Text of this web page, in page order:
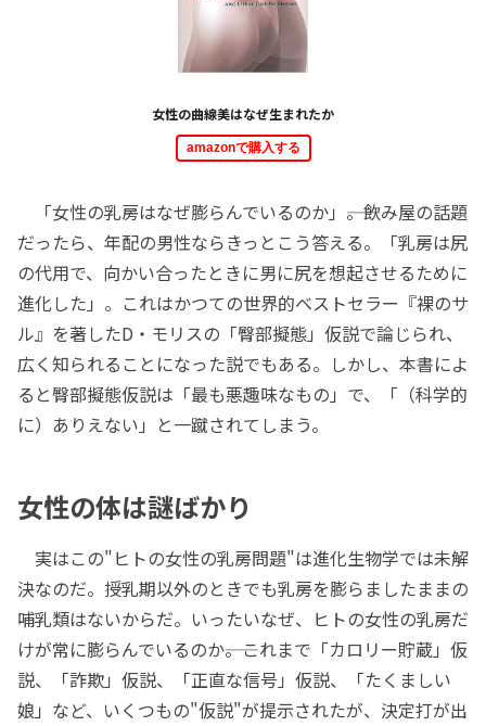
女性の曲線美はなぜ生まれたか
amazonで購入する
「女性の乳房はなぜ膨らんでいるのか」――。飲み屋の話題
だったら、年配の男性ならきっとこう答える。「乳房は尻
の代用で、向かい合ったときに男に尻を想起させるために
進化した」。これはかつての世界的ベストセラー『裸のサ
ル』を著したD・モリスの「臀部擬態」仮説で論じられ、
広く知られることになった説でもある。しかし、本書によ
ると臀部擬態仮説は「最も悪趣味なもの」で、「（科学的
に）ありえない」と一蹴されてしまう。
女性の体は謎ばかり
実はこの"ヒトの女性の乳房問題"は進化生物学では未解
決なのだ。授乳期以外のときでも乳房を膨らましたままの
哺乳類はないからだ。いったいなぜ、ヒトの女性の乳房だ
けが常に膨らんでいるのか――。これまで「カロリー貯蔵」仮
説、「詐欺」仮説、「正直な信号」仮説、「たくましい
娘」など、いくつもの"仮説"が提示されたが、決定打が出